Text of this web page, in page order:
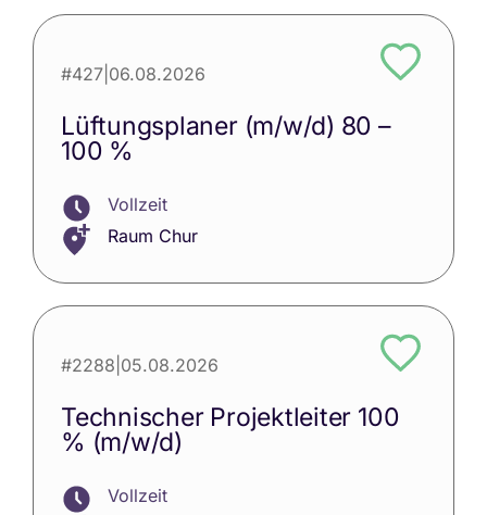
#427 06.08.2026
Lüftungsplaner (m/w/d) 80 –
100 %
Vollzeit
Raum Chur
#2288 05.08.2026
Technischer Projektleiter 100
% (m/w/d)
Vollzeit